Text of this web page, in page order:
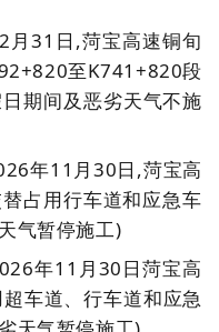
31日,菏宝高速铜旬
至K741+820段
期间及恶劣天气不施
年11月30日,菏宝高
占用行车道和应急车
气暂停施工)
年11月30日菏宝高
车道、行车道和应急